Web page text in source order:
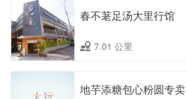
春不荖足汤大里行馆
7.01 公里
地芋添糖包心粉圆专卖